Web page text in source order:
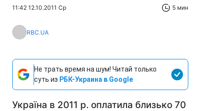
11:42 12.10.2011 Ср 5 мин
RBC.UA
Не трать время на шум! Читай только
суть из РБК-Украина в Google
Україна в 2011 р. оплатила близько 70